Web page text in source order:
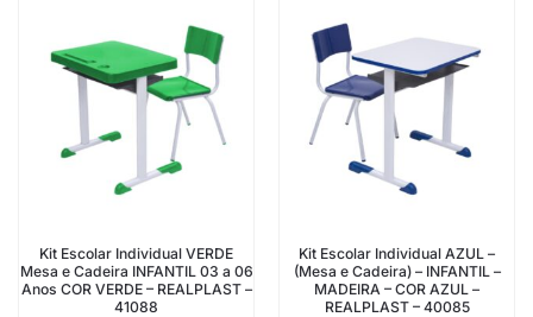
Kit Escolar Individual VERDE
Mesa e Cadeira INFANTIL 03 a 06
Anos COR VERDE – REALPLAST –
41088
Kit Escolar Individual AZUL –
(Mesa e Cadeira) – INFANTIL –
MADEIRA – COR AZUL –
REALPLAST – 40085